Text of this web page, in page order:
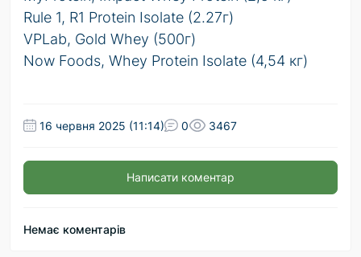
Rule 1, R1 Protein Isolate (2.27г)
VPLab, Gold Whey (500г)
Now Foods, Whey Protein Isolate (4,54 кг)
16 червня 2025 (11:14) 0 3467
Написати коментар
Немає коментарів